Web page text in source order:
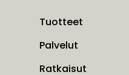
Tuotteet
Palvelut
Ratkaisut